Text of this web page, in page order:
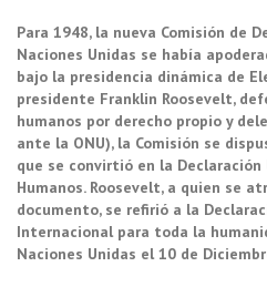
Para 1948, la nueva Comisión de
Naciones Unidas se había
bajo la presidencia dinámica de
presidente Franklin Roosevelt,
humanos por derecho propio y
ante la ONU), la Comisión se
que se convirtió en la Declaración
Humanos. Roosevelt, a quien se
documento, se refirió a la
Internacional para toda la
Naciones Unidas el 10 de